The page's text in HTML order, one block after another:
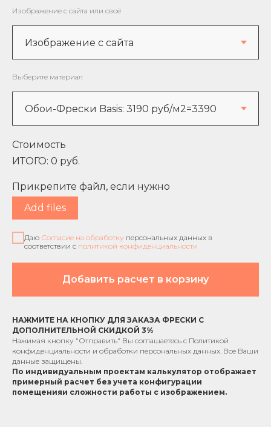
Изображение с сайта или своё
Выберите материал
Стоимость
ИТОГО: 0 руб.
Прикрепите файл, если нужно
Add files
Даю Согласие на обработку персональных данных в
соответствии с политикой конфиденциальности
Добавить расчет в корзину
НАЖМИТЕ НА КНОПКУ ДЛЯ ЗАКАЗА ФРЕСКИ С
ДОПОЛНИТЕЛЬНОЙ СКИДКОЙ 3%
Нажимая кнопку "Отправить" Вы соглашаетесь с Политикой
конфиденциальности и обработки персональных данных. Все Ваши
данные защищены.
По индивидуальным проектам калькулятор отображает
примерный расчет без учета конфигурации
помещенияи сложности работы с изображением.